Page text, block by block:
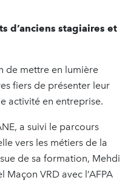
d’anciens stagiaires et
de mettre en lumière
fiers de présenter leur
activité en entreprise.
a suivi le parcours
vers les métiers de la
de sa formation, Mehdi
VRD avec l’AFPA